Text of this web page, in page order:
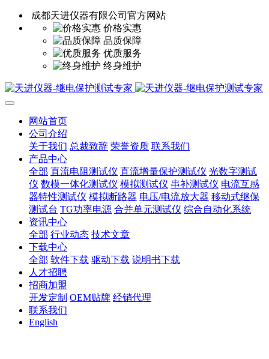
成都天进仪器有限公司官方网站
价格实惠
品质保障
优质服务
终身维护
网站首页
公司介绍
关于我们 总裁致辞 荣誉资质 联系我们
产品中心
全部 直流电阻测试仪 直流增量保护测试仪 光数字测试
仪 数模一体化测试仪 模拟测试仪 串补测试仪 电流互感
器特性测试仪 模拟断路器 电压/电流放大器 移动式继保
测试台 TG功率电源 合并单元测试仪 综合自动化系统
资讯中心
全部 行业动态 技术文章
下载中心
全部 软件下载 驱动下载 说明书下载
人才招聘
招商加盟
开发定制 OEM贴牌 经销代理
联系我们
English